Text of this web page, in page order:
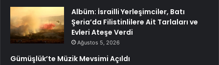
Albüm: İsrailli Yerleşimciler, Batı
Şeria’da Filistinlilere Ait Tarlaları ve
Evleri Ateşe Verdi
Ağustos 5, 2026
Gümüşlük’te Müzik Mevsimi Açıldı